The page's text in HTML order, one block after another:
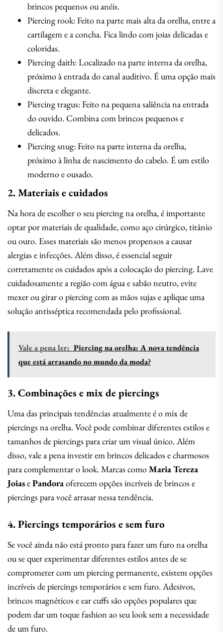
brincos pequenos ou anéis.
Piercing rook: Feito na parte mais alta da orelha, entre a
cartilagem e a concha. Fica lindo com joias delicadas e
coloridas.
Piercing daith: Localizado na parte interna da orelha,
próximo à entrada do canal auditivo. É uma opção mais
discreta e elegante.
Piercing tragus: Feito na pequena saliência na entrada
do ouvido. Combina com brincos pequenos e
delicados.
Piercing snug: Feito na parte interna da orelha,
próximo à linha de nascimento do cabelo. É um estilo
moderno e ousado.
2. Materiais e cuidados
Na hora de escolher o seu piercing na orelha, é importante
optar por materiais de qualidade, como aço cirúrgico, titânio
ou ouro. Esses materiais são menos propensos a causar
alergias e infecções. Além disso, é essencial seguir
corretamente os cuidados após a colocação do piercing. Lave
cuidadosamente a região com água e sabão neutro, evite
mexer ou girar o piercing com as mãos sujas e aplique uma
solução antisséptica recomendada pelo profissional.
Vale a pena ler: Piercing na orelha: A nova tendência
que está arrasando no mundo da moda?
3. Combinações e mix de piercings
Uma das principais tendências atualmente é o mix de
piercings na orelha. Você pode combinar diferentes estilos e
tamanhos de piercings para criar um visual único. Além
disso, vale a pena investir em brincos delicados e charmosos
para complementar o look. Marcas comoMaria Tereza
JoiasePandoraoferecem opções incríveis de brincos e
piercings para você arrasar nessa tendência.
4. Piercings temporários e sem furo
Se você ainda não está pronto para fazer um furo na orelha
ou se quer experimentar diferentes estilos antes de se
comprometer com um piercing permanente, existem opções
incríveis de piercings temporários e sem furo. Adesivos,
brincos magnéticos e ear cuffs são opções populares que
podem dar um toque fashion ao seu look sem a necessidade
de um furo.